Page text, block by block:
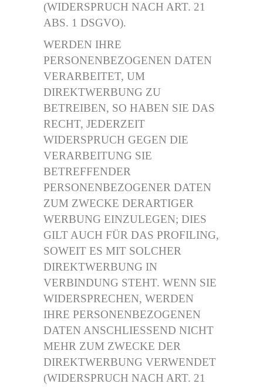
(WIDERSPRUCH NACH ART. 21
ABS. 1 DSGVO).
WERDEN IHRE
PERSONENBEZOGENEN DATEN
VERARBEITET, UM
DIREKTWERBUNG ZU
BETREIBEN, SO HABEN SIE DAS
RECHT, JEDERZEIT
WIDERSPRUCH GEGEN DIE
VERARBEITUNG SIE
BETREFFENDER
PERSONENBEZOGENER DATEN
ZUM ZWECKE DERARTIGER
WERBUNG EINZULEGEN; DIES
GILT AUCH FÜR DAS PROFILING,
SOWEIT ES MIT SOLCHER
DIREKTWERBUNG IN
VERBINDUNG STEHT. WENN SIE
WIDERSPRECHEN, WERDEN
IHRE PERSONENBEZOGENEN
DATEN ANSCHLIESSEND NICHT
MEHR ZUM ZWECKE DER
DIREKTWERBUNG VERWENDET
(WIDERSPRUCH NACH ART. 21